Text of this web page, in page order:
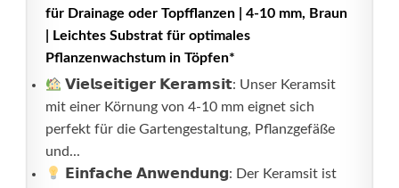
für Drainage oder Topfflanzen | 4-10 mm, Braun
| Leichtes Substrat für optimales
Pflanzenwachstum in Töpfen*
𝗩𝗶𝗲𝗹𝘀𝗲𝗶𝘁𝗶𝗴𝗲𝗿 𝗞𝗲𝗿𝗮𝗺𝘀𝗶𝘁: Unser Keramsit
mit einer Körnung von 4-10 mm eignet sich
perfekt für die Gartengestaltung, Pflanzgefäße
und...
𝗘𝗶𝗻𝗳𝗮𝗰𝗵𝗲 𝗔𝗻𝘄𝗲𝗻𝗱𝘂𝗻𝗴: Der Keramsit ist